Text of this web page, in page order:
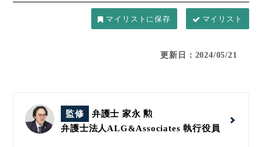
マイリスト
更新日：2024/05/21
監修
弁護士 家永 勲
弁護士法人ALG&Associates執行役員